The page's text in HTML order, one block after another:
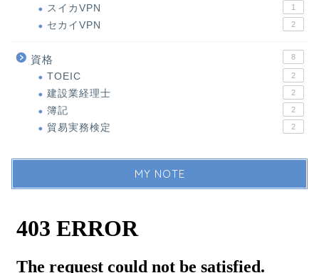
スイカVPN 1
セカイVPN 2
資格 8
TOEIC 2
建設業経理士 2
簿記 2
貿易実務検定 2
MY NOTE